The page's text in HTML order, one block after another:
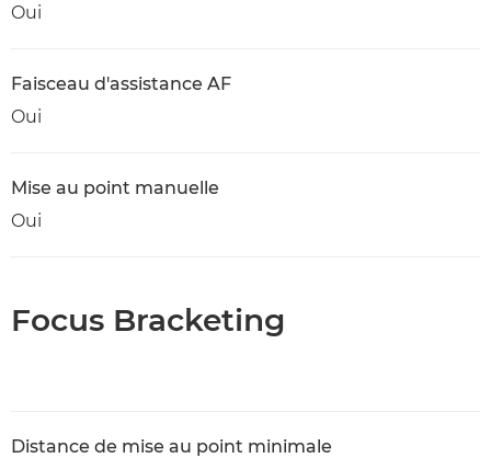
Oui
Faisceau d'assistance AF
Oui
Mise au point manuelle
Oui
Focus Bracketing
Distance de mise au point minimale